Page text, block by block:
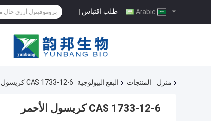
طلب اقتباس |
منزل المنتجات البقع البيولوجية CAS 1733-12-6 كريسول الأحمر
CAS 1733-12-6 كريسول الأحمر